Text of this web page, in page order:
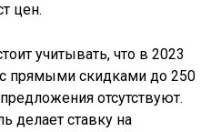
цен.
учитывать, что в 2023
прямыми скидками до 250
отсутствуют.
делает ставку на